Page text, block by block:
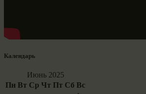
Календарь
Июнь 2025
Пн Вт Ср Чт Пт Сб Вс